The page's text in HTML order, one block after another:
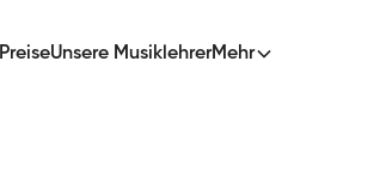
PreiseUnsere MusiklehrerMehr